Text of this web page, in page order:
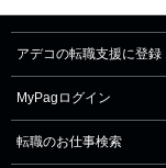
アデコの転職支援に登録
MyPagログイン
転職のお仕事検索